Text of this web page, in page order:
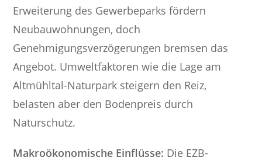
Erweiterung des Gewerbeparks fördern
Neubauwohnungen, doch
Genehmigungsverzögerungen bremsen das
Angebot. Umweltfaktoren wie die Lage am
Altmühltal-Naturpark steigern den Reiz,
belasten aber den Bodenpreis durch
Naturschutz.
Makroökonomische Einflüsse: Die EZB-